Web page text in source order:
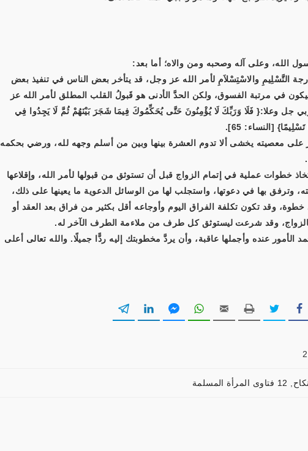
الله، وعلى آله وصحبه ومن والاه؛ أما بعد:
التَّسْلِيمِ والاسْتِسْلاَمِ لأمر الله عز وجل، قد يتأخر بعض الناس في تنفيذ بعض
في مرتبة الفسوق، ولكن الحدَّ الأدنى هو قَبولُ القلب المطلق لأمر الله عز
جل وعلا:{ فَلَا وَرَبِّكَ لَا يُؤْمِنُونَ حَتَّى يُحَكِّمُوكَ فِيمَا شَجَرَ بَيْنَهُمْ ثُمَّ لَا يَجِدُوا فِي
[النساء: 65].
على معصيته يخشى ألا تدوم العشرة بينها وبين من أسلم وجهه لله، ورضي بحكمه
خطوات عملية في إتمام الزواج قبل أن تستوثق من قبولها لأمر الله، وإقلاعها
وترفق بها في دعوتها، واستجلب لها من الوسائل الدعوية ما يعينها على ذلك،
وقد تكون تكلفة الفراق اليوم وأوجاعه أقل بكثير من فراق بعد العقد أو
بالزواج، وقد شرعت ليستوثق كل طرف من ملاءمة الطرف الآخر له.
الأمور عنده وأجملها عاقبة، وأن يردَّ مخطوبتك إليه ردًّا جميلًا. والله تعالى أعلى
12 فتاوى المرأة المسلمة